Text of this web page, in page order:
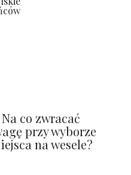
Na co zwracać
przy wyborze
na wesele?